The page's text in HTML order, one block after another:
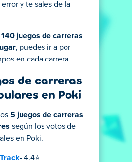
y te sales de la
140 juegos de carreras
, puedes ir a por
en cada carrera.
de carreras
en Poki
5 juegos de carreras
según los votos de
en Poki.
- 4.4⭐